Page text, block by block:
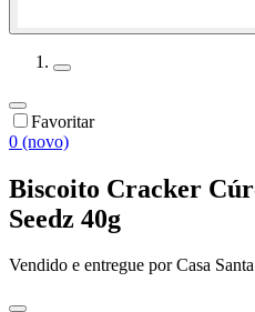
Favoritar
0 (novo)
Biscoito Cracker
Seedz 40g
Vendido e entregue por Casa